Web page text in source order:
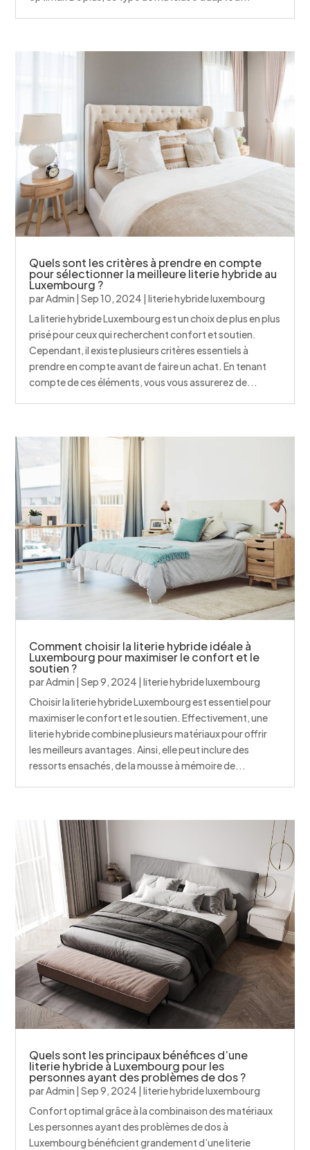
Quels sont les critères à prendre en compte
pour sélectionner la meilleure literie hybride au
Luxembourg ?
parAdmin |Sep 10, 2024 |literie hybride luxembourg
La literie hybride Luxembourg est un choix de plus en plus
prisé pour ceux qui recherchent confort et soutien.
Cependant, il existe plusieurs critères essentiels à
prendre en compte avant de faire un achat. En tenant
compte de ces éléments, vous vous assurerez de...
Comment choisir la literie hybride idéale à
Luxembourg pour maximiser le confort et le
soutien ?
parAdmin |Sep 9, 2024 |literie hybride luxembourg
Choisir la literie hybride Luxembourg est essentiel pour
maximiser le confort et le soutien. Effectivement, une
literie hybride combine plusieurs matériaux pour offrir
les meilleurs avantages. Ainsi, elle peut inclure des
ressorts ensachés, de la mousse à mémoire de...
Quels sont les principaux bénéfices d’une
literie hybride à Luxembourg pour les
personnes ayant des problèmes de dos ?
parAdmin |Sep 9, 2024 |literie hybride luxembourg
Confort optimal grâce à la combinaison des matériaux
Les personnes ayant des problèmes de dos à
Luxembourg bénéficient grandement d’une literie